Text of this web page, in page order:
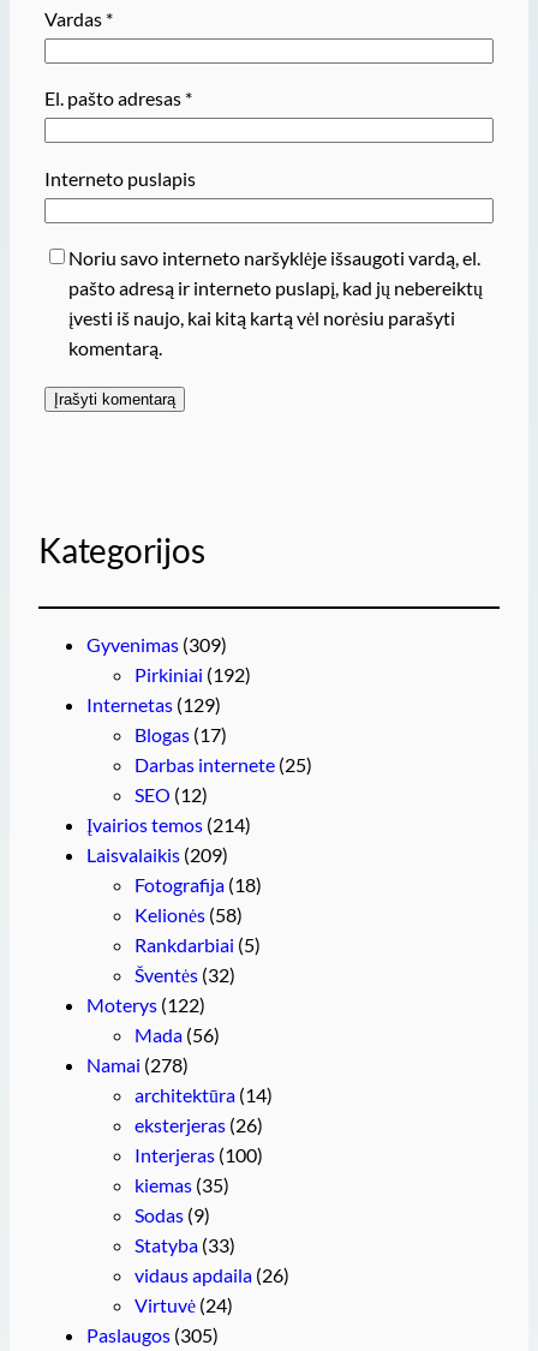
Vardas *
El. pašto adresas *
Interneto puslapis
Noriu savo interneto naršyklėje išsaugoti vardą, el.
pašto adresą ir interneto puslapį, kad jų nebereiktų
įvesti iš naujo, kai kitą kartą vėl norėsiu parašyti
komentarą.
Kategorijos
Gyvenimas (309)
Pirkiniai (192)
Internetas (129)
Blogas (17)
Darbas internete (25)
SEO (12)
Įvairios temos (214)
Laisvalaikis (209)
Fotografija (18)
Kelionės (58)
Rankdarbiai (5)
Šventės (32)
Moterys (122)
Mada (56)
Namai (278)
architektūra (14)
eksterjeras (26)
Interjeras (100)
kiemas (35)
Sodas (9)
Statyba (33)
vidaus apdaila (26)
Virtuvė (24)
Paslaugos (305)